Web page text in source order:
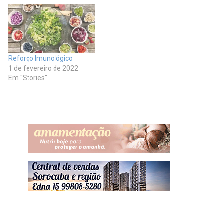
Reforço Imunológico
1 de fevereiro de 2022
Em "Stories"